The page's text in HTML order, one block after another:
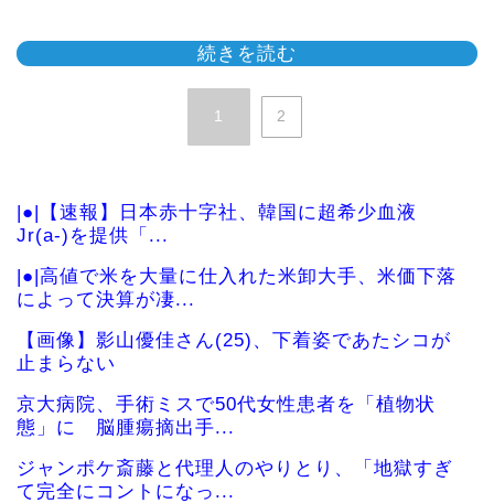
続きを読む
1 2
|●|【速報】日本赤十字社、韓国に超希少血液
Jr(a-)を提供「...
|●|高値で米を大量に仕入れた米卸大手、米価下落
によって決算が凄...
【画像】影山優佳さん(25)、下着姿であたシコが
止まらない
京大病院、手術ミスで50代女性患者を「植物状
態」に 脳腫瘍摘出手...
ジャンポケ斎藤と代理人のやりとり、「地獄すぎ
て完全にコントになっ...